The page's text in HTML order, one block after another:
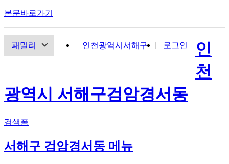
본문바로가기
패밀리 인천광역시서해구 로그인
인
천
광역시 서해구검암경서동
검색폼
서해구 검암경서동 메뉴